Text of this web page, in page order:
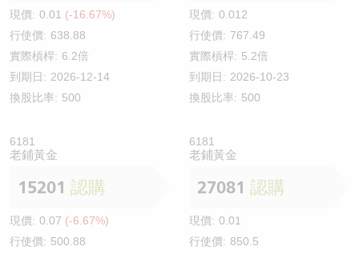
現價: 0.01 (-16.67%)
行使價: 638.88
實際槓桿: 6.2倍
到期日: 2026-12-14
換股比率: 500
現價: 0.012
行使價: 767.49
實際槓桿: 5.2倍
到期日: 2026-10-23
換股比率: 500
6181
老鋪黃金
15201 認購
現價: 0.07 (-6.67%)
行使價: 500.88
6181
老鋪黃金
27081 認購
現價: 0.01
行使價: 850.5